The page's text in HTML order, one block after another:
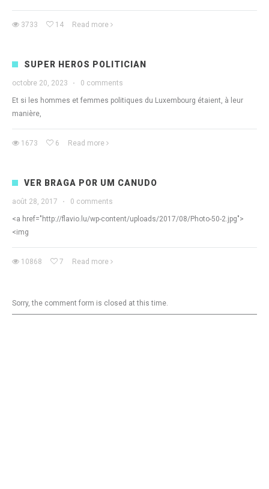
3733 14 Read more
SUPER HEROS POLITICIAN
octobre 20, 2023 · 0 comments
Et si les hommes et femmes politiques du Luxembourg étaient, à leur
manière,
1673 6 Read more
VER BRAGA POR UM CANUDO
août 28, 2017 · 0 comments
<a href="http://flavio.lu/wp-content/uploads/2017/08/Photo-50-2.jpg">
<img
10868 7 Read more
Sorry, the comment form is closed at this time.